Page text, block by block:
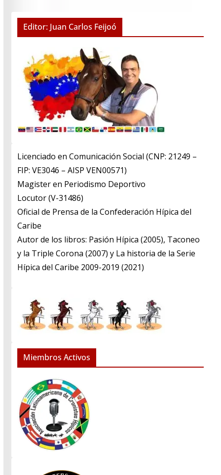
Editor: Juan Carlos Feijoó
Licenciado en Comunicación Social (CNP: 21249 –
FIP: VE3046 – AISP VEN00571)
​Magister en Periodismo Deportivo
​Locutor (V-31486)
​Oficial de Prensa de la Confederación Hípica del
Caribe
​Autor de los libros: Pasión Hípica (2005), Taconeo
y la Triple Corona (2007) y La historia de la Serie
Hípica del Caribe 2009-2019 (2021)
Miembros Activos